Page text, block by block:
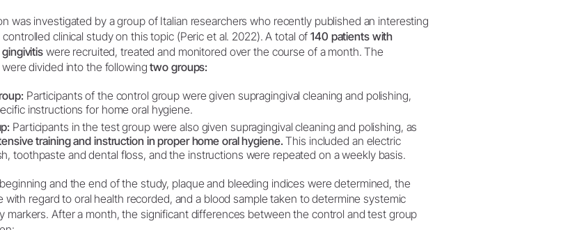
was investigated by a group of Italian researchers who recently published an interesting
controlled clinical study on this topic (Peric et al. 2022). A total of140 patients with
were recruited, treated and monitored over the course of a month. The
were divided into the followingtwo groups:
Participants of the control group were given supragingival cleaning and polishing,
instructions for home oral hygiene.
Participants in the test group were also given supragingival cleaning and polishing, as
training and instruction in proper home oral hygiene. This included an electric
toothpaste and dental floss, and the instructions were repeated on a weekly basis.
and the end of the study, plaque and bleeding indices were determined, the
with regard to oral health recorded, and a blood sample taken to determine systemic
markers. After a month, the significant differences between the control and test group